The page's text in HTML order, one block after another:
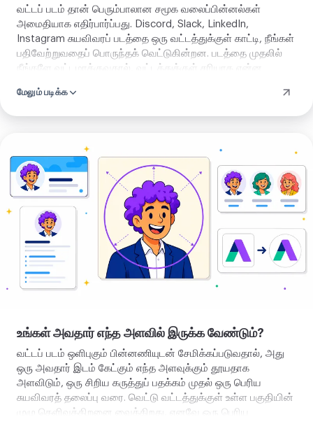
வட்டப் படம் தான் பெரும்பாலான சமூக வலைப்பின்னல்கள்
அமைதியாக எதிர்பார்ப்பது. Discord, Slack, LinkedIn,
Instagram சுயவிவரப் படத்தை ஒரு வட்டத்துக்குள் காட்டி, நீங்கள்
பதிவேற்றுவதைப் பொருந்தக் வெட்டுகின்றன. படத்தை முதலில்
நீங்களே வட்டமாக்குவதால், வட்டத்துக்குள் சரியாக என்ன
வெட்டக்கூடிய அல்லது தவறானதை மையப்படுத்தக்கூடிய ஒரு
மேலும் படிக்க
கருவியைத்
உங்கள் அவதார் எந்த அளவில் இருக்க வேண்டும்?
வட்டப் படம் ஒளிபுகும் பின்னணியுடன் சேமிக்கப்படுவதால், அது
ஒரு அவதார் இடம் கேட்கும் எந்த அளவுக்கும் தூயதாக
அளவிடும், ஒரு சிறிய கருத்துப் பதக்கம் முதல் ஒரு பெரிய
சுயவிவரத் தலைப்பு வரை. வெட்டு வட்டத்துக்குள் உள்ள பகுதியின்
முழு தெளிவுத்திறனை வைக்கிறது, எனவே ஒரு பெரிய